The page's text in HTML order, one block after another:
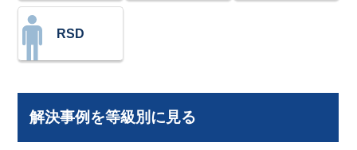
RSD
解決事例を等級別に見る